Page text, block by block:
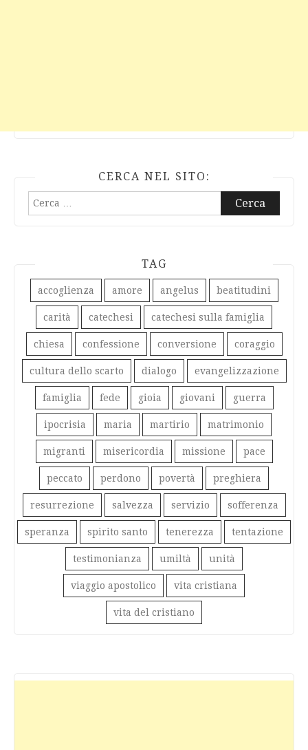
CERCA NEL SITO:
Ricerca
per:
TAG
accoglienza amore angelus beatitudini
carità catechesi catechesi sulla famiglia
chiesa confessione conversione coraggio
cultura dello scarto dialogo evangelizzazione
famiglia fede gioia giovani guerra
ipocrisia maria martirio matrimonio
migranti misericordia missione pace
peccato perdono povertà preghiera
resurrezione salvezza servizio sofferenza
speranza spirito santo tenerezza tentazione
testimonianza umiltà unità
viaggio apostolico vita cristiana
vita del cristiano